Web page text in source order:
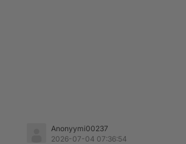
Anonyymi00237
2026-07-04 07:36:54